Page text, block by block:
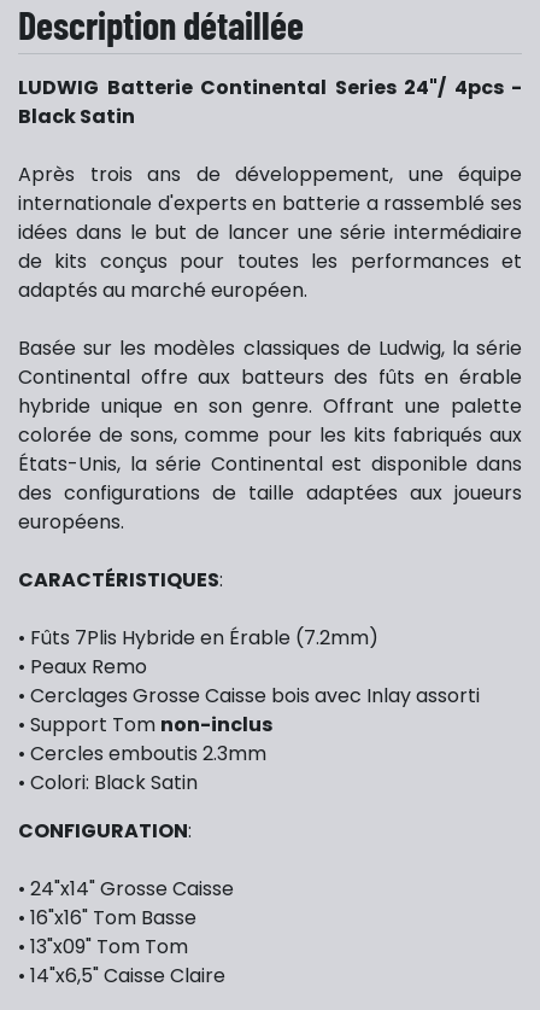
Description détaillée
LUDWIG Batterie Continental Series 24"/ 4pcs -
Black Satin
Après trois ans de développement, une équipe
internationale d'experts en batterie a rassemblé ses
idées dans le but de lancer une série intermédiaire
de kits conçus pour toutes les performances et
adaptés au marché européen.
Basée sur les modèles classiques de Ludwig, la série
Continental offre aux batteurs des fûts en érable
hybride unique en son genre. Offrant une palette
colorée de sons, comme pour les kits fabriqués aux
États-Unis, la série Continental est disponible dans
des configurations de taille adaptées aux joueurs
européens.
CARACTÉRISTIQUES:
• Fûts 7Plis Hybride en Érable (7.2mm)
• Peaux Remo
• Cerclages Grosse Caisse bois avec Inlay assorti
• Support Tom non-inclus
• Cercles emboutis 2.3mm
• Colori: Black Satin
CONFIGURATION:
• 24"x14" Grosse Caisse
• 16"x16" Tom Basse
• 13"x09" Tom Tom
• 14"x6,5" Caisse Claire